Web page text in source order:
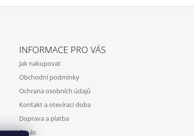
INFORMACE PRO VÁS
Jak nakupovat
Obchodní podmínky
Ochrana osobních údajů
Kontakt a otevírací doba
Doprava a platba
O nás